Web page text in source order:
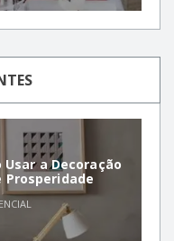
Usar a Decoração
Prosperidade